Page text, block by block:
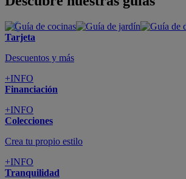
Tarjeta
Descuentos y más
+INFO
Financiación
+INFO
Colecciones
Crea tu propio estilo
+INFO
Tranquilidad